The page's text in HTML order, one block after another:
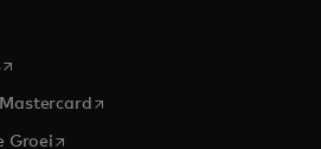
in a new tab
opens in a new tab
opens in a new tab
Groeiopens in a new tab